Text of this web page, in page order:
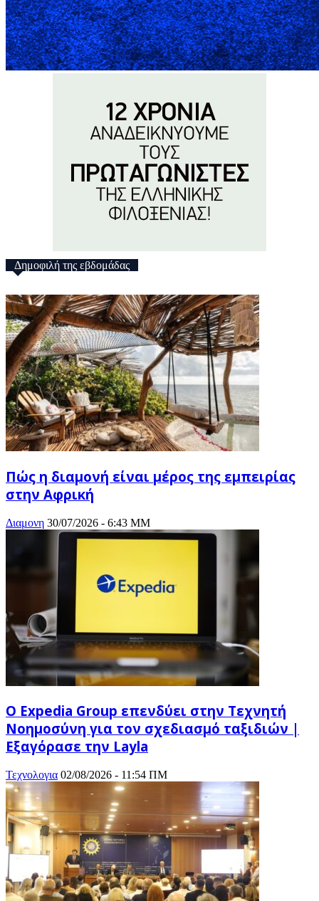
Δημοφιλή της εβδομάδας
Πώς η διαμονή είναι μέρος της εμπειρίας
στην Αφρική
Διαμονη 30/07/2026 - 6:43 ΜΜ
Ο Expedia Group επενδύει στην Τεχνητή
Νοημοσύνη για τον σχεδιασμό ταξιδιών |
Εξαγόρασε την Layla
Τεχνολογια 02/08/2026 - 11:54 ΠΜ